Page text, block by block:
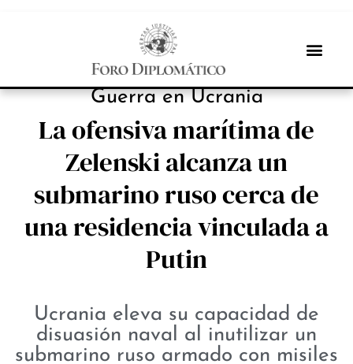
NOTICIAS
Guerra en Ucrania
La ofensiva marítima de
Zelenski alcanza un
submarino ruso cerca de
una residencia vinculada a
Putin
Ucrania eleva su capacidad de
disuasión naval al inutilizar un
submarino ruso armado con misiles